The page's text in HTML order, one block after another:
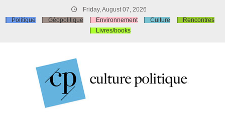
Friday, August 07, 2026
Politique
Géopolitique Environnement Culture
Rencontres
Livres/books